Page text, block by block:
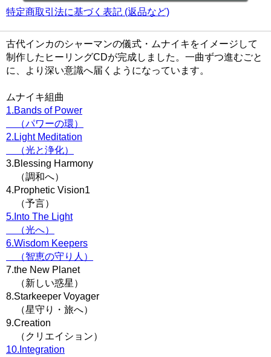
特定商取引法に基づく表記 (返品など)
古代インカのシャーマンの儀式・ムナイキをイメージして
制作したヒーリングCDが完成しました。一曲ずつ進むごと
に、より深い意識へ届くようになっています。
ムナイキ組曲
1.Bands of Power
（パワーの環）
2.Light Meditation
（光と浄化）
3.Blessing Harmony
（調和へ）
4.Prophetic Vision1
（予言）
5.Into The Light
（光へ）
6.Wisdom Keepers
（智恵の守り人）
7.the New Planet
（新しい惑星）
8.Starkeeper Voyager
（星守り・旅へ）
9.Creation
（クリエイション）
10.Integration